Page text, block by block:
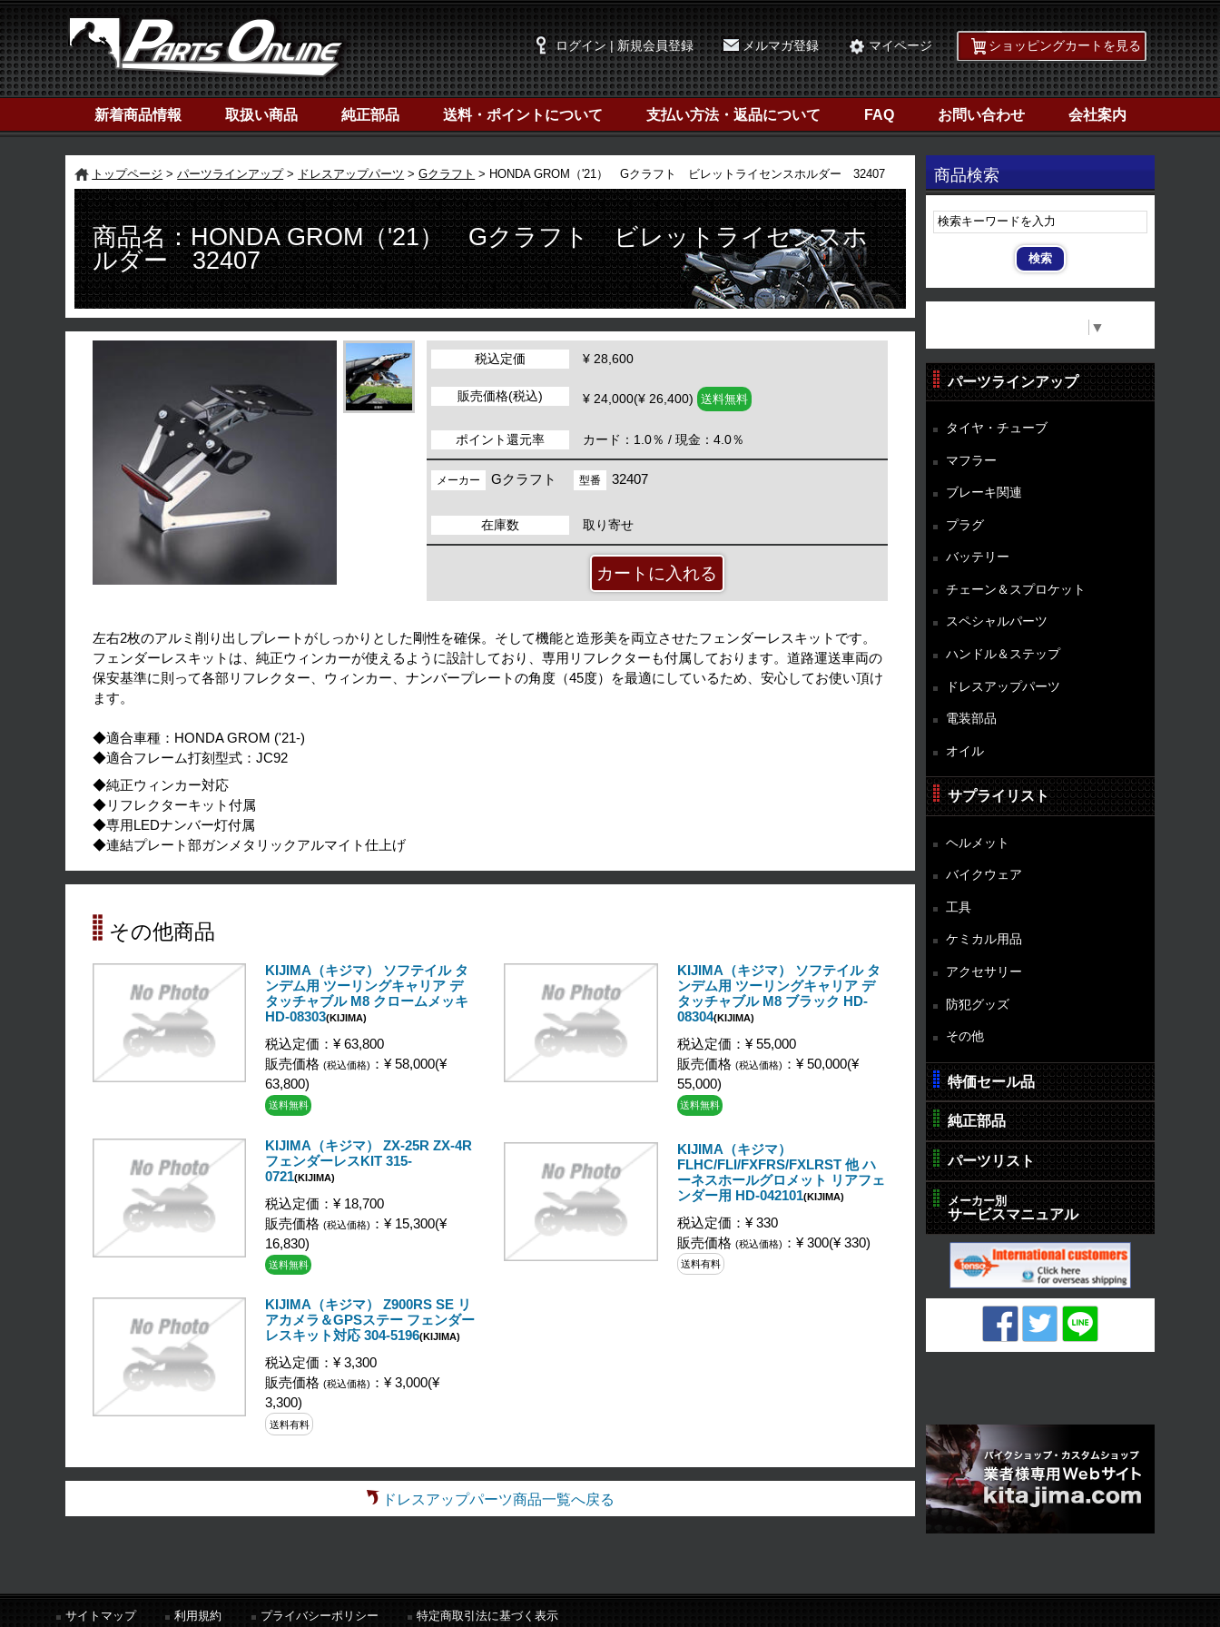
ログイン | 新規会員登録 メルマガ登録 マイページ ショッピングカートを見る
新着商品情報 取扱い商品 純正部品 送料・ポイントについて 支払い方法・返品について FAQ お問い合わせ 会社案内
商品検索
▼
トップページ パーツラインアップ ドレスアップパーツ Gクラフト HONDA GROM（'21） Gクラフト ビレットライセンスホルダー 32407
商品名：HONDA GROM（'21） Gクラフト ビレットライセンスホ
ルダー 32407
税込定価 ¥ 28,600
販売価格(税込) ¥ 24,000(¥ 26,400) 送料無料
ポイント還元率 カード：1.0％ / 現金：4.0％
メーカー Gクラフト 型番 32407
在庫数 取り寄せ
左右2枚のアルミ削り出しプレートがしっかりとした剛性を確保。そして機能と造形美を両立させたフェンダーレスキットです。
フェンダーレスキットは、純正ウィンカーが使えるように設計しており、専用リフレクターも付属しております。道路運送車両の
保安基準に則って各部リフレクター、ウィンカー、ナンバープレートの角度（45度）を最適にしているため、安心してお使い頂け
ます。
◆適合車種：HONDA GROM ('21-)
◆適合フレーム打刻型式：JC92
◆純正ウィンカー対応
◆リフレクターキット付属
◆専用LEDナンバー灯付属
◆連結プレート部ガンメタリックアルマイト仕上げ
その他商品
KIJIMA（キジマ） ソフテイル タ
ンデム用 ツーリングキャリア デ
タッチャブル M8 クロームメッキ
HD-08303(KIJIMA)
税込定価：¥ 63,800
販売価格(税込価格) ：¥ 58,000(¥
63,800)
送料無料
KIJIMA（キジマ） ソフテイル タ
ンデム用 ツーリングキャリア デ
タッチャブル M8 ブラック HD-
08304(KIJIMA)
税込定価：¥ 55,000
販売価格 (税込価格) ：¥ 50,000(¥
55,000)
送料無料
KIJIMA（キジマ） ZX-25R ZX-4R
フェンダーレスKIT 315-
0721(KIJIMA)
税込定価：¥ 18,700
販売価格(税込価格) ：¥ 15,300(¥
16,830)
送料無料
KIJIMA（キジマ）
FLHC/FLI/FXFRS/FXLRST 他 ハ
ーネスホールグロメット リアフェ
ンダー用 HD-042101(KIJIMA)
税込定価：¥ 330
販売価格 (税込価格) ：¥ 300(¥ 330)
送料有料
KIJIMA（キジマ） Z900RS SE リ
アカメラ＆GPSステー フェンダー
レスキット対応 304-5196(KIJIMA)
税込定価：¥ 3,300
販売価格(税込価格) ：¥ 3,000(¥
3,300)
送料有料
ドレスアップパーツ商品一覧へ戻る
パーツラインアップ
タイヤ・チューブ
マフラー
ブレーキ関連
プラグ
バッテリー
チェーン＆スプロケット
スペシャルパーツ
ハンドル＆ステップ
ドレスアップパーツ
電装部品
オイル
サプライリスト
ヘルメット
バイクウェア
工具
ケミカル用品
アクセサリー
防犯グッズ
その他
特価セール品
純正部品
パーツリスト
メーカー別
サービスマニュアル
サイトマップ 利用規約 プライバシーポリシー 特定商取引法に基づく表示